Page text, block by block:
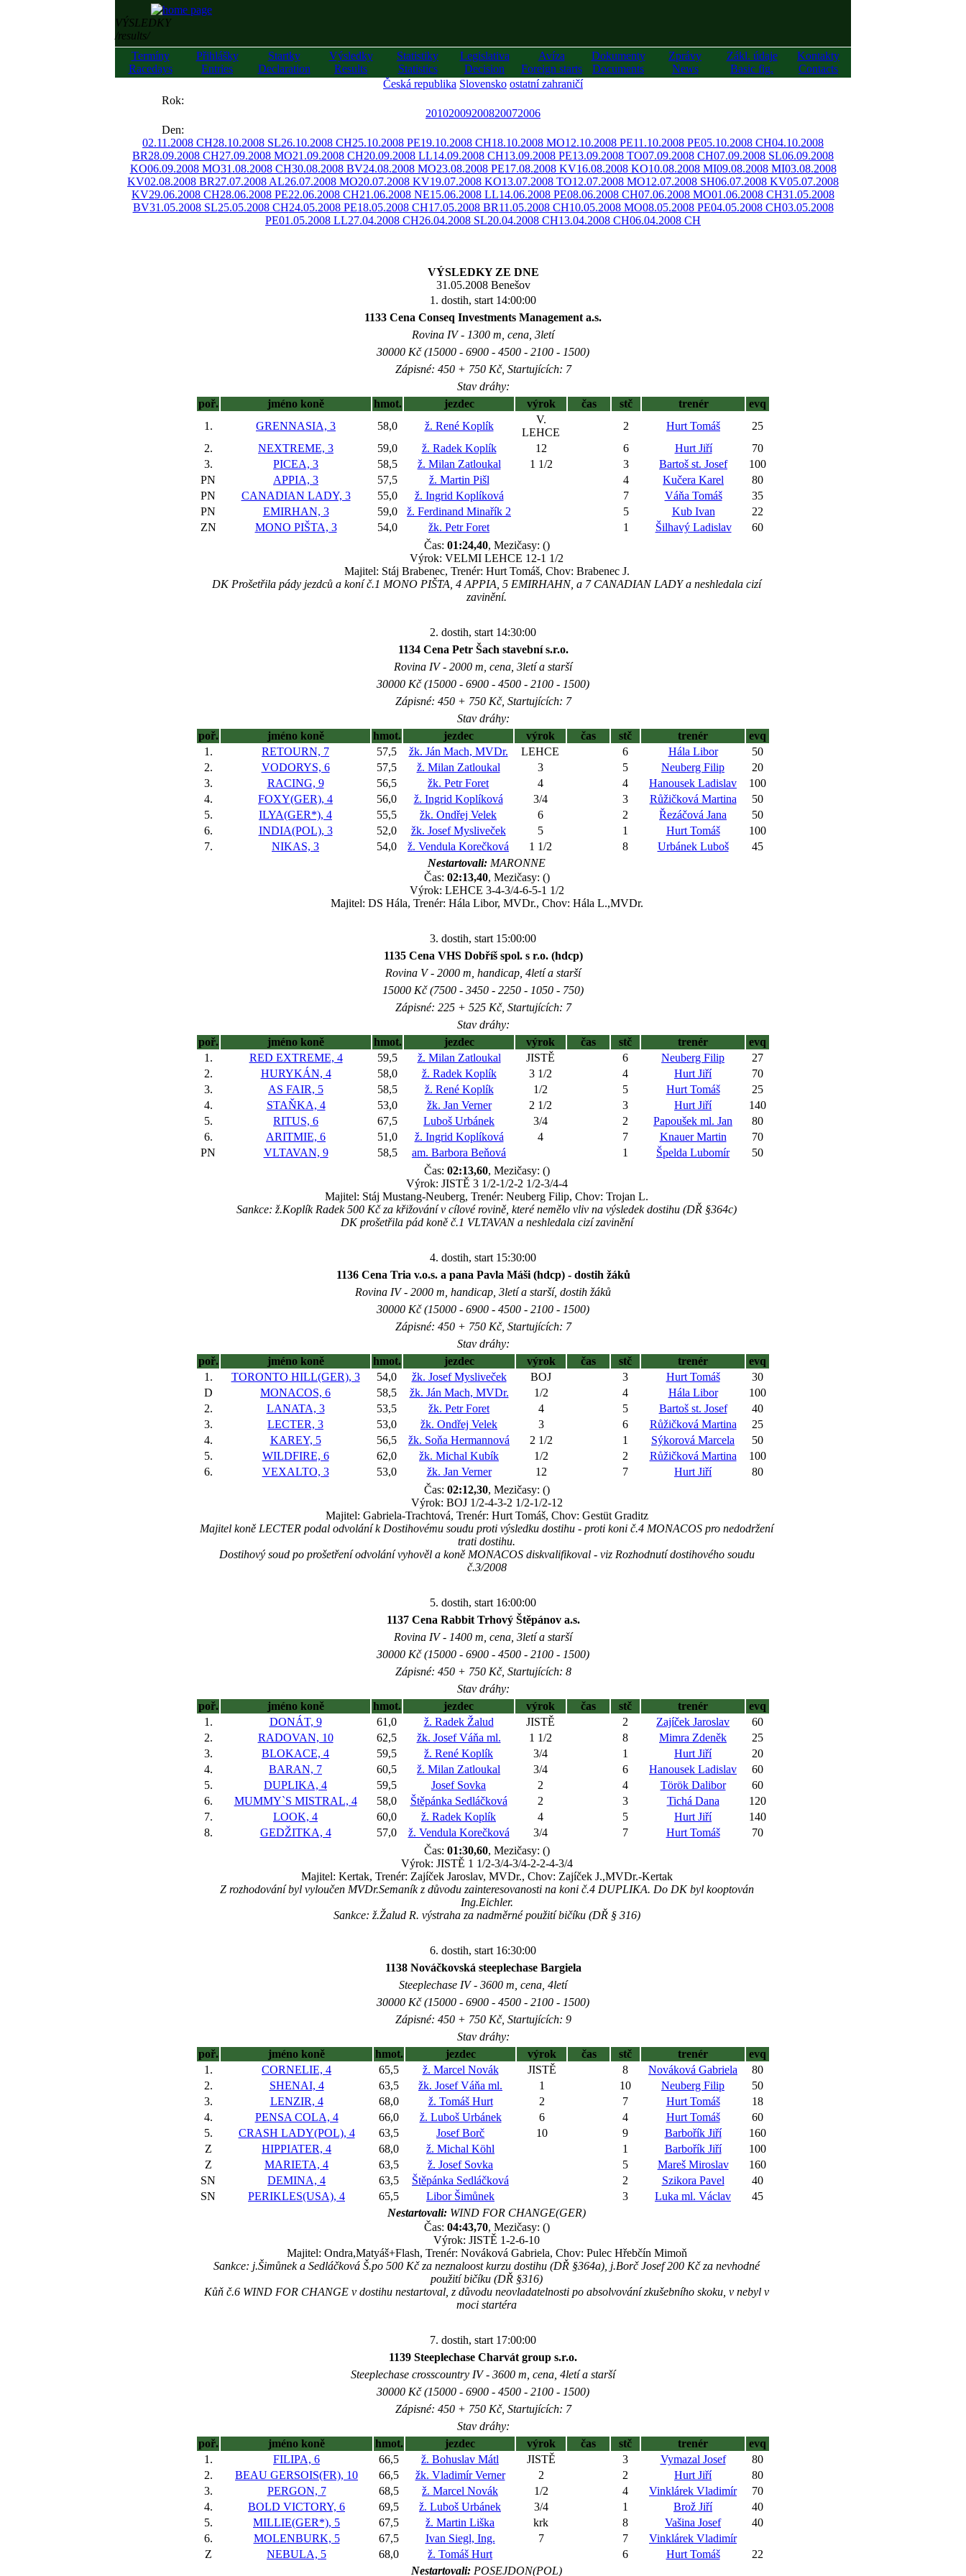
VÝSLEDKY
/results/
Termíny
Racedays
Přihlášky
Entries
Startky
Declaration
Výsledky
Results
Statistiky
Statistics
Legislativa
Decision
Avíza
Foreign starts
Dokumenty
Documents
Zprávy
News
Zákl. údaje
Basic fig.
Kontakty
Contacts
Česká republika Slovensko ostatní zahraničí
Rok:
20102009200820072006
Den:
02.11.2008 CH28.10.2008 SL26.10.2008 CH25.10.2008 PE19.10.2008 CH18.10.2008 MO12.10.2008 PE11.10.2008 PE05.10.2008 CH04.10.2008
BR28.09.2008 CH27.09.2008 MO21.09.2008 CH20.09.2008 LL14.09.2008 CH13.09.2008 PE13.09.2008 TO07.09.2008 CH07.09.2008 SL06.09.2008
KO06.09.2008 MO31.08.2008 CH30.08.2008 BV24.08.2008 MO23.08.2008 PE17.08.2008 KV16.08.2008 KO10.08.2008 MI09.08.2008 MI03.08.2008
KV02.08.2008 BR27.07.2008 AL26.07.2008 MO20.07.2008 KV19.07.2008 KO13.07.2008 TO12.07.2008 MO12.07.2008 SH06.07.2008 KV05.07.2008
KV29.06.2008 CH28.06.2008 PE22.06.2008 CH21.06.2008 NE15.06.2008 LL14.06.2008 PE08.06.2008 CH07.06.2008 MO01.06.2008 CH31.05.2008
BV31.05.2008 SL25.05.2008 CH24.05.2008 PE18.05.2008 CH17.05.2008 BR11.05.2008 CH10.05.2008 MO08.05.2008 PE04.05.2008 CH03.05.2008
PE01.05.2008 LL27.04.2008 CH26.04.2008 SL20.04.2008 CH13.04.2008 CH06.04.2008 CH
VÝSLEDKY ZE DNE
31.05.2008 Benešov
1. dostih, start 14:00:00
1133 Cena Conseq Investments Management a.s.
Rovina IV - 1300 m, cena, 3letí
30000 Kč (15000 - 6900 - 4500 - 2100 - 1500)
Zápisné: 450 + 750 Kč, Startujících: 7
Stav dráhy:
poř.
jméno koně hmot. jezdec výrok čas stč trenér
evq
1.
GRENNASIA, 3 58,0 ž. René Koplík
V.
LEHCE
2 Hurt Tomáš
25
2.
NEXTREME, 3 59,0 ž. Radek Koplík 12 6 Hurt Jiří
70
3.
PICEA, 3 58,5 ž. Milan Zatloukal 1 1/2 3 Bartoš st. Josef
100
PN
APPIA, 3 57,5 ž. Martin Pišl 4 Kučera Karel
80
PN
CANADIAN LADY, 3 55,0 ž. Ingrid Koplíková 7 Váňa Tomáš
35
PN
EMIRHAN, 3 59,0 ž. Ferdinand Minařík 2 5 Kub Ivan
22
ZN
MONO PIŠTA, 3 54,0 žk. Petr Foret 1 Šilhavý Ladislav
60
Čas: 01:24,40, Mezičasy: ()
Výrok: VELMI LEHCE 12-1 1/2
Majitel: Stáj Brabenec, Trenér: Hurt Tomáš, Chov: Brabenec J.
DK Prošetřila pády jezdců a koní č.1 MONO PIŠTA, 4 APPIA, 5 EMIRHAHN, a 7 CANADIAN LADY a neshledala cizí
zavinění.
2. dostih, start 14:30:00
1134 Cena Petr Šach stavební s.r.o.
Rovina IV - 2000 m, cena, 3letí a starší
30000 Kč (15000 - 6900 - 4500 - 2100 - 1500)
Zápisné: 450 + 750 Kč, Startujících: 7
Stav dráhy:
poř.
jméno koně hmot. jezdec výrok čas stč trenér
evq
1.
RETOURN, 7 57,5 žk. Ján Mach, MVDr. LEHCE 6 Hála Libor
50
2.
VODORYS, 6 57,5 ž. Milan Zatloukal 3 5 Neuberg Filip
20
3.
RACING, 9 56,5 žk. Petr Foret 4 4 Hanousek Ladislav
100
4.
FOXY(GER), 4 56,0 ž. Ingrid Koplíková 3/4 3 Růžičková Martina
50
5.
ILYA(GER*), 4 55,5 žk. Ondřej Velek 6 2 Řezáčová Jana
50
6.
INDIA(POL), 3 52,0 žk. Josef Mysliveček 5 1 Hurt Tomáš
100
7.
NIKAS, 3 54,0 ž. Vendula Korečková 1 1/2 8 Urbánek Luboš
45
Nestartovali: MARONNE
Čas: 02:13,40, Mezičasy: ()
Výrok: LEHCE 3-4-3/4-6-5-1 1/2
Majitel: DS Hála, Trenér: Hála Libor, MVDr., Chov: Hála L.,MVDr.
3. dostih, start 15:00:00
1135 Cena VHS Dobříš spol. s r.o. (hdcp)
Rovina V - 2000 m, handicap, 4letí a starší
15000 Kč (7500 - 3450 - 2250 - 1050 - 750)
Zápisné: 225 + 525 Kč, Startujících: 7
Stav dráhy:
poř.
jméno koně hmot. jezdec výrok čas stč trenér
evq
1.
RED EXTREME, 4 59,5 ž. Milan Zatloukal JISTĚ 6 Neuberg Filip
27
2.
HURYKÁN, 4 58,0 ž. Radek Koplík 3 1/2 4 Hurt Jiří
70
3.
AS FAIR, 5 58,5 ž. René Koplík 1/2 5 Hurt Tomáš
25
4.
STAŇKA, 4 53,0 žk. Jan Verner 2 1/2 3 Hurt Jiří
140
5.
RITUS, 6 67,5 Luboš Urbánek 3/4 2 Papoušek ml. Jan
80
6.
ARITMIE, 6 51,0 ž. Ingrid Koplíková 4 7 Knauer Martin
70
PN
VLTAVAN, 9 58,5 am. Barbora Beňová 1 Špelda Lubomír
50
Čas: 02:13,60, Mezičasy: ()
Výrok: JISTĚ 3 1/2-1/2-2 1/2-3/4-4
Majitel: Stáj Mustang-Neuberg, Trenér: Neuberg Filip, Chov: Trojan L.
Sankce: ž.Koplík Radek 500 Kč za křižování v cílové rovině, které nemělo vliv na výsledek dostihu (DŘ §364c)
DK prošetřila pád koně č.1 VLTAVAN a neshledala cizí zavinění
4. dostih, start 15:30:00
1136 Cena Tria v.o.s. a pana Pavla Máši (hdcp) - dostih žáků
Rovina IV - 2000 m, handicap, 3letí a starší, dostih žáků
30000 Kč (15000 - 6900 - 4500 - 2100 - 1500)
Zápisné: 450 + 750 Kč, Startujících: 7
Stav dráhy:
poř.
jméno koně hmot. jezdec výrok čas stč trenér
evq
1.
TORONTO HILL(GER), 3 54,0 žk. Josef Mysliveček BOJ 3 Hurt Tomáš
30
D
MONACOS, 6 58,5 žk. Ján Mach, MVDr. 1/2 4 Hála Libor
100
2.
LANATA, 3 53,5 žk. Petr Foret 4 5 Bartoš st. Josef
40
3.
LECTER, 3 53,0 žk. Ondřej Velek 3 6 Růžičková Martina
25
4.
KAREY, 5 56,5 žk. Soňa Hermannová 2 1/2 1 Sýkorová Marcela
50
5.
WILDFIRE, 6 62,0 žk. Michal Kubík 1/2 2 Růžičková Martina
100
6.
VEXALTO, 3 53,0 žk. Jan Verner 12 7 Hurt Jiří
80
Čas: 02:12,30, Mezičasy: ()
Výrok: BOJ 1/2-4-3-2 1/2-1/2-12
Majitel: Gabriela-Trachtová, Trenér: Hurt Tomáš, Chov: Gestüt Graditz
Majitel koně LECTER podal odvolání k Dostihovému soudu proti výsledku dostihu - proti koni č.4 MONACOS pro nedodržení
trati dostihu.
Dostihový soud po prošetření odvolání vyhověl a koně MONACOS diskvalifikoval - viz Rozhodnutí dostihového soudu
č.3/2008
5. dostih, start 16:00:00
1137 Cena Rabbit Trhový Štěpánov a.s.
Rovina IV - 1400 m, cena, 3letí a starší
30000 Kč (15000 - 6900 - 4500 - 2100 - 1500)
Zápisné: 450 + 750 Kč, Startujících: 8
Stav dráhy:
poř.
jméno koně hmot. jezdec výrok čas stč trenér
evq
1.
DONÁT, 9 61,0 ž. Radek Žalud JISTĚ 2 Zajíček Jaroslav
60
2.
RADOVAN, 10 62,5 žk. Josef Váňa ml. 1 1/2 8 Mimra Zdeněk
25
3.
BLOKACE, 4 59,5 ž. René Koplík 3/4 1 Hurt Jiří
20
4.
BARAN, 7 60,5 ž. Milan Zatloukal 3/4 6 Hanousek Ladislav
60
5.
DUPLIKA, 4 59,5 Josef Sovka 2 4 Török Dalibor
60
6.
MUMMY`S MISTRAL, 4 58,0 Štěpánka Sedláčková 2 3 Tichá Dana
120
7.
LOOK, 4 60,0 ž. Radek Koplík 4 5 Hurt Jiří
140
8.
GEDŽITKA, 4 57,0 ž. Vendula Korečková 3/4 7 Hurt Tomáš
70
Čas: 01:30,60, Mezičasy: ()
Výrok: JISTĚ 1 1/2-3/4-3/4-2-2-4-3/4
Majitel: Kertak, Trenér: Zajíček Jaroslav, MVDr., Chov: Zajíček J.,MVDr.-Kertak
Z rozhodování byl vyloučen MVDr.Semaník z důvodu zainteresovanosti na koni č.4 DUPLIKA. Do DK byl kooptován
Ing.Eichler.
Sankce: ž.Žalud R. výstraha za nadměrné použití bičíku (DŘ § 316)
6. dostih, start 16:30:00
1138 Nováčkovská steeplechase Bargiela
Steeplechase IV - 3600 m, cena, 4letí
30000 Kč (15000 - 6900 - 4500 - 2100 - 1500)
Zápisné: 450 + 750 Kč, Startujících: 9
Stav dráhy:
poř.
jméno koně hmot. jezdec výrok čas stč trenér
evq
1.
CORNELIE, 4 65,5 ž. Marcel Novák JISTĚ 8 Nováková Gabriela
80
2.
SHENAI, 4 63,5 žk. Josef Váňa ml. 1 10 Neuberg Filip
50
3.
LENZIR, 4 68,0 ž. Tomáš Hurt 2 7 Hurt Tomáš
18
4.
PENSA COLA, 4 66,0 ž. Luboš Urbánek 6 4 Hurt Tomáš
60
5.
CRASH LADY(POL), 4 63,5 Josef Borč 10 9 Barbořík Jiří
160
Z
HIPPIATER, 4 68,0 ž. Michal Köhl 1 Barbořík Jiří
100
Z
MARIETA, 4 63,5 ž. Josef Sovka 5 Mareš Miroslav
160
SN
DEMINA, 4 63,5 Štěpánka Sedláčková 2 Szikora Pavel
40
SN
PERIKLES(USA), 4 65,5 Libor Šimůnek 3 Luka ml. Václav
45
Nestartovali: WIND FOR CHANGE(GER)
Čas: 04:43,70, Mezičasy: ()
Výrok: JISTĚ 1-2-6-10
Majitel: Ondra,Matyáš+Flash, Trenér: Nováková Gabriela, Chov: Pulec Hřebčín Mimoň
Sankce: j.Šimůnek a Sedláčková Š.po 500 Kč za neznaloost kurzu dostihu (DŘ §364a), j.Borč Josef 200 Kč za nevhodné
použití bičíku (DŘ §316)
Kůň č.6 WIND FOR CHANGE v dostihu nestartoval, z důvodu neovladatelnosti po absolvování zkušebního skoku, v nebyl v
moci startéra
7. dostih, start 17:00:00
1139 Steeplechase Charvát group s.r.o.
Steeplechase crosscountry IV - 3600 m, cena, 4letí a starší
30000 Kč (15000 - 6900 - 4500 - 2100 - 1500)
Zápisné: 450 + 750 Kč, Startujících: 7
Stav dráhy:
poř.
jméno koně hmot. jezdec výrok čas stč trenér
evq
1.
FILIPA, 6 66,5 ž. Bohuslav Mátl JISTĚ 3 Vymazal Josef
80
2.
BEAU GERSOIS(FR), 10 66,5 žk. Vladimír Verner 2 2 Hurt Jiří
80
3.
PERGON, 7 68,5 ž. Marcel Novák 1/2 4 Vinklárek Vladimír
70
4.
BOLD VICTORY, 6 69,5 ž. Luboš Urbánek 3/4 1 Brož Jiří
40
5.
MILLIE(GER*), 5 67,5 ž. Martin Liška krk 8 Vašina Josef
40
6.
MOLENBURK, 5 67,5 Ivan Siegl, Ing. 7 7
Vinklárek Vladimír
Z
NEBULA, 5 68,0 ž. Tomáš Hurt 6 Hurt Tomáš
22
Nestartovali: POSEJDON(POL)